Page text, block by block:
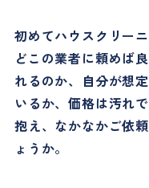
初めてハウスクリー
どこの業者に頼めば
れるのか、自分が想
いるか、価格は汚れ
抱え、なかなかご依
ょうか。